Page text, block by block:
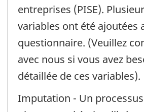
entreprises (PISE).
variables ont été ajoutées
questionnaire. (Veuillez
avec nous si vous avez
détaillée de ces variables).
Imputation - Un